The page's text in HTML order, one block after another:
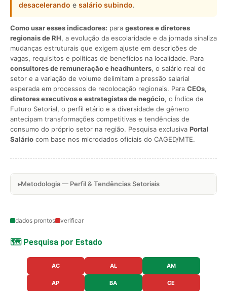
desacelerando e salário subindo.
Como usar esses indicadores: para gestores e diretores
regionais de RH, a evolução da escolaridade e da jornada sinaliza
mudanças estruturais que exigem ajuste em descrições de
vagas, requisitos e políticas de benefícios na localidade. Para
consultores de remuneração e headhunters, o salário real do
setor e a variação de volume delimitam a pressão salarial
esperada em processos de recolocação regionais. Para CEOs,
diretores executivos e estrategistas de negócio, o Índice de
Futuro Setorial, o perfil etário e a diversidade de gênero
antecipam transformações competitivas e tendências de
consumo do próprio setor na região. Pesquisa exclusiva Portal
Salário com base nos microdados oficiais do CAGED/MTE.
Metodologia — Perfil & Tendências Setoriais
dados prontos verificar
🗺️ Pesquisa por Estado
AC AL AM
AP BA CE